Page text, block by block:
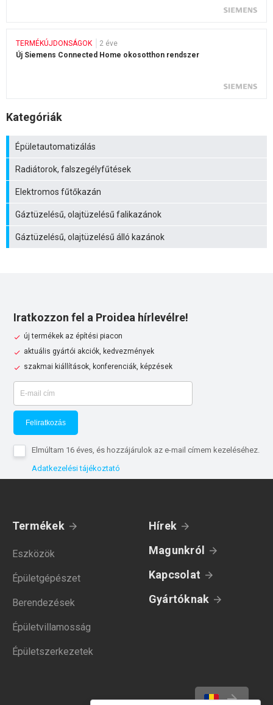
TERMÉKÚJDONSÁGOK
2 éve
Új Siemens Connected Home okosotthon rendszer
Kategóriák
Épületautomatizálás
Radiátorok, falszegélyfűtések
Elektromos fűtőkazán
Gáztüzelésű, olajtüzelésű falikazánok
Gáztüzelésű, olajtüzelésű álló kazánok
Iratkozzon fel a Proidea hírlevélre!
új termékek az építési piacon
aktuális gyártói akciók, kedvezmények
szakmai kiállítások, konferenciák, képzések
Feliratkozás
Elmúltam 16 éves, és hozzájárulok az e-mail címem kezeléséhez.
Adatkezelési tájékoztató
Termékek
Eszközök
Épületgépészet
Berendezések
Épületvillamosság
Épületszerkezetek
Hírek
Magunkról
Kapcsolat
Gyártóknak